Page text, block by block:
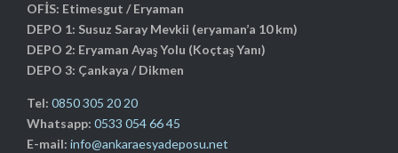
OFİS: Etimesgut / Eryaman
DEPO 1: Susuz Saray Mevkii (eryaman’a 10 km)
DEPO 2: Eryaman Ayaş Yolu (Koçtaş Yanı)
DEPO 3: Çankaya / Dikmen
Tel: 0850 305 20 20
Whatsapp: 0533 054 66 45
E-mail: info@ankaraesyadeposu.net